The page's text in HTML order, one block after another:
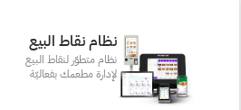
نظام نقاط البيع
نظام متطوّر لنقاط البيع
لإدارة مطعمك بفعاليّة